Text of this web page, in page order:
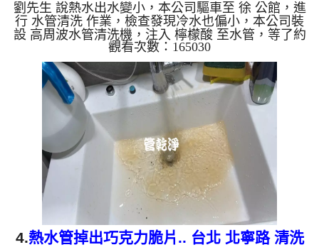
管
劉先生 說熱水出水變小，本公司驅車至 徐 公館，進
行 水管清洗 作業，檢查發現冷水也偏小，本公司裝
設 高周波水管清洗機，注入 檸檬酸 至水管，等了約
15分，開啟 水管清洗機 ，啟動 螺旋波 模式，一洗水
管就流出髒水，看起來就像是米漿，兩個多小時後，
冷熱出水量也變大了。 如是自來水，如水管老化，
會產生鐵鏽跟泥沙堆積，洗出來的水就會是咖啡色，
地下水含有氧化錳，管壁上會結成黑色管垢，洗出來
的水會跟石油一樣黑，有些洗出綠色的水，是因為裡
面有銅的物質，生鏽產生銅綠，如是藍色的水，是因
為水龍頭合金的養...
觀看次數：165030
4.熱水管掉出巧克力脆片.. 台北 北寧路 清洗